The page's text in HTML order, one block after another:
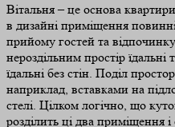
Вітальня – це основа
в дизайні приміщення
прийому гостей та
нероздільним простір їдальні
їдальні без стін. Поділ
наприклад, вставками на
стелі. Цілком логічно, що
розділить ці два приміщення